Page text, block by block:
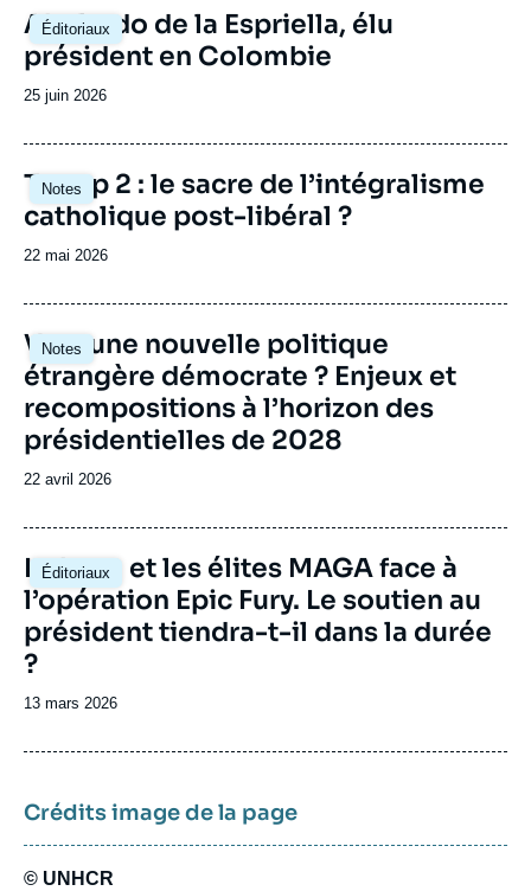
Éditoriaux
Image
principale
Abelardo de la Espriella, élu
président en Colombie
Date
publication
25 juin 2026
Notes
Image
principale
Trump 2 : le sacre de l’intégralisme
catholique post-libéral ?
Date
publication
22 mai 2026
Notes
Image
principale
Vers une nouvelle politique
étrangère démocrate ? Enjeux et
recompositions à l’horizon des
présidentielles de 2028
Date
publication
22 avril 2026
Éditoriaux
Image
principale
La base et les élites MAGA face à
l’opération Epic Fury. Le soutien au
président tiendra-t-il dans la durée
?
Date
publication
13 mars 2026
Crédits image de la page
© UNHCR